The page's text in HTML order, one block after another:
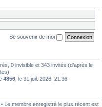
Se souvenir de moi
0 invisible et 343 invités (d’après le
4856 , le 31 juil. 2026, 21:36
Le membre enregistré le plus récent est